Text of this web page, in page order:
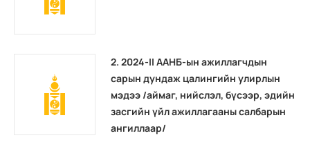
2. 2024-II ААНБ-ын ажиллагчдын
сарын дундаж цалингийн улирлын
мэдээ /аймаг, нийслэл, бүсээр, эдийн
засгийн үйл ажиллагааны салбарын
ангиллаар/